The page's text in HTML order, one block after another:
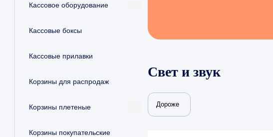
Кассовое оборудование
Кассовые боксы
Кассовые прилавки
Корзины для распродаж
Корзины плетеные
Корзины покупательские
Свет и звук
Дороже